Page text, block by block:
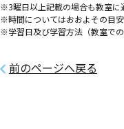
※3曜日以上記載の場合も教室に
※時間についてはおおよその目
※学習日及び学習方法（教室で
前のページへ戻る